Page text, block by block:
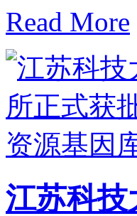
Read More
江苏科技